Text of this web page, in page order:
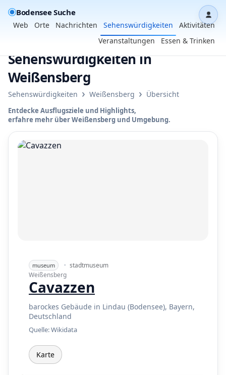
Bodensee Suche
Web Orte Nachrichten Sehenswürdigkeiten
Aktivitäten
Veranstaltungen
Essen & Trinken
Sehenswürdigkeiten in
Weißensberg
Sehenswürdigkeiten › Weißensberg › Übersicht
Entdecke Ausflugsziele und Highlights,
erfahre mehr über Weißensberg und Umgebung.
museum · stadtmuseum
Weißensberg
Cavazzen
barockes Gebäude in Lindau (Bodensee), Bayern,
Deutschland
Quelle: Wikidata
Karte